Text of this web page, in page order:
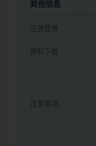
其他信息
注册登录
资料下载
注意事项